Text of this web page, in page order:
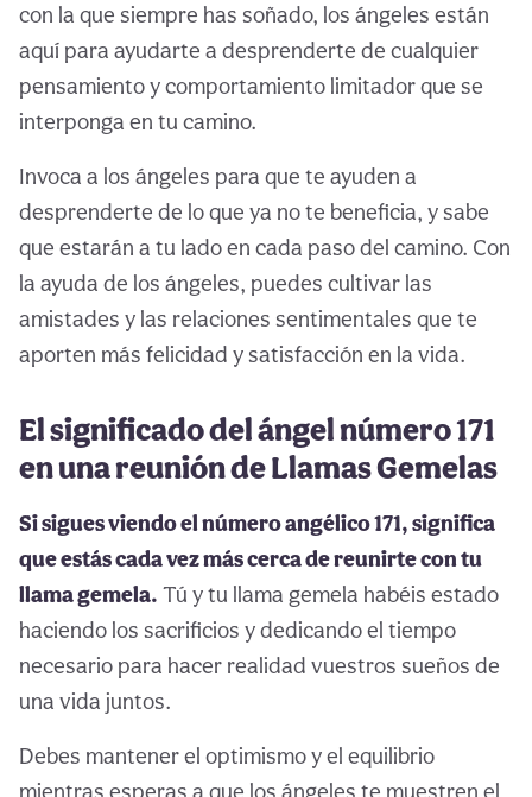
con la que siempre has soñado, los ángeles están
aquí para ayudarte a desprenderte de cualquier
pensamiento y comportamiento limitador que se
interponga en tu camino.
Invoca a los ángeles para que te ayuden a
desprenderte de lo que ya no te beneficia, y sabe
que estarán a tu lado en cada paso del camino. Con
la ayuda de los ángeles, puedes cultivar las
amistades y las relaciones sentimentales que te
aporten más felicidad y satisfacción en la vida.
El significado del ángel número 171
en una reunión de Llamas Gemelas
Si sigues viendo el número angélico 171, significa
que estás cada vez más cerca de reunirte con tu
llama gemela. Tú y tu llama gemela habéis estado
haciendo los sacrificios y dedicando el tiempo
necesario para hacer realidad vuestros sueños de
una vida juntos.
Debes mantener el optimismo y el equilibrio
mientras esperas a que los ángeles te muestren el